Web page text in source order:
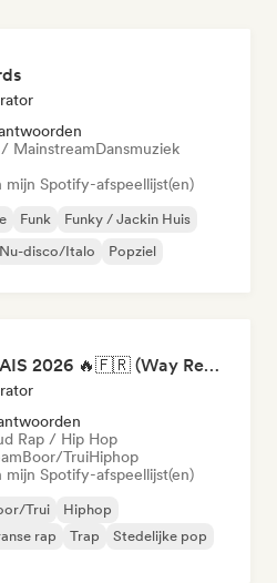
MainstreamDansmuziek
Spotify-afspeellijst(en)
Funk
Funky / Jackin Huis
Nu-disco/Italo Popziel
RAP FRANÇAIS 2026 🔥🇫🇷 (Way Records)
Rap / Hip Hop
Boor/TruiHiphop
Spotify-afspeellijst(en)
Trui
Hiphop
rap Trap
Stedelijke pop